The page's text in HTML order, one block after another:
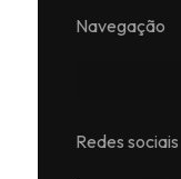
Navegação
Redes sociais